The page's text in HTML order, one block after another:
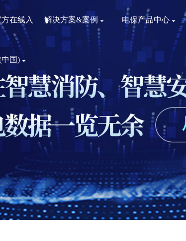
在线入
国)
解决方案&案例 电保产品中心